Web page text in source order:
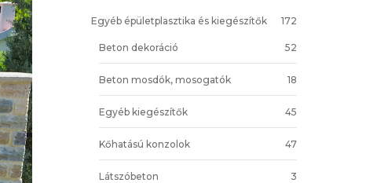
Egyéb épületplasztika és kiegészítők 172
Beton dekoráció 52
Beton mosdók, mosogatók 18
Egyéb kiegészítők 45
Kőhatású konzolok 47
Látszóbeton 3